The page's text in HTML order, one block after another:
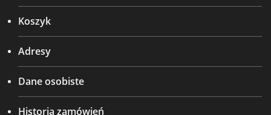
Koszyk
Adresy
Dane osobiste
Historia zamówień